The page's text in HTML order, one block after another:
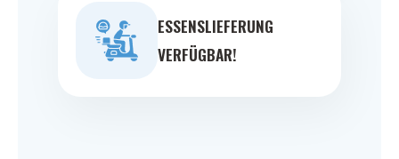
ESSENSLIEFERUNG
VERFÜGBAR!